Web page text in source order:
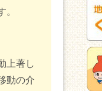
。
上著し
動の介